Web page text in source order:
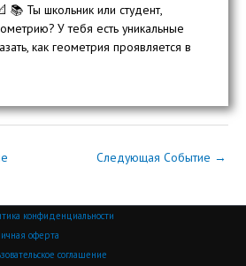
📚 Ты школьник или студент,
У тебя есть уникальные
как геометрия проявляется в
Следующая Событие →
конфиденциальности
оферта
соглашение